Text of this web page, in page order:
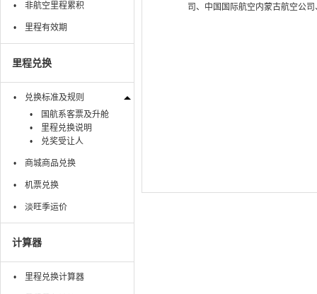
非航空里程累积
里程有效期
里程兑换
兑换标准及规则
国航系客票及升舱
里程兑换说明
兑奖受让人
商城商品兑换
机票兑换
淡旺季运价
计算器
里程兑换计算器
司、中国国际航空内蒙古航空公